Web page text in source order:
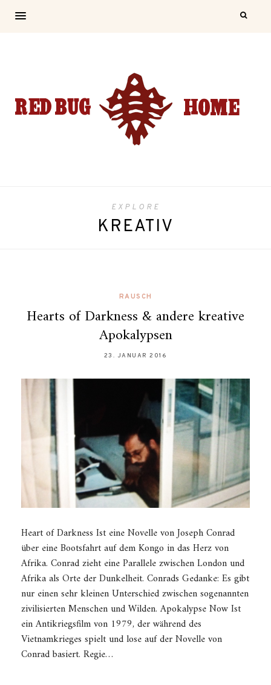
EXPLORE
KREATIV
RAUSCH
Hearts of Darkness & andere kreative
Apokalypsen
23. JANUAR 2016
Heart of Darkness Ist eine Novelle von Joseph Conrad
über eine Bootsfahrt auf dem Kongo in das Herz von
Afrika. Conrad zieht eine Parallele zwischen London und
Afrika als Orte der Dunkelheit. Conrads Gedanke: Es gibt
nur einen sehr kleinen Unterschied zwischen sogenannten
zivilisierten Menschen und Wilden. Apokalypse Now Ist
ein Antikriegsfilm von 1979, der während des
Vietnamkrieges spielt und lose auf der Novelle von
Conrad basiert. Regie…